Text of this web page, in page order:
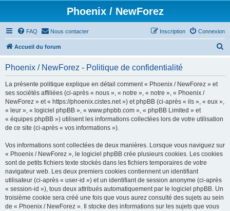
Phoenix / NewForez
FAQ Nous contacter Connexion
Inscription
Accueil du forum
e
Phoenix / NewForez - Politique de confidentialité
La présente politique explique en détail comment « Phoenix / NewForez » et
ses sociétés affiliées (ci-après « nous », « notre », « notre », « Phoenix /
NewForez » et « https://phoenix.cistes.net ») et phpBB (ci-après « ils », « eux »,
« leur », « logiciel phpBB », « www.phpbb.com », « phpBB Limited » et
« équipes phpBB ») utilisent les informations collectées lors de votre utilisation
de ce site (ci-après « vos informations »).
Vos informations sont collectées de deux manières. Lorsque vous naviguez sur
« Phoenix / NewForez », le logiciel phpBB crée plusieurs cookies. Les cookies
sont de petits fichiers texte stockés dans les fichiers temporaires de votre
navigateur web. Les deux premiers cookies contiennent un identifiant
utilisateur (ci-après « user-id ») et un identifiant de session anonyme (ci-après
« session-id »), tous deux attribués automatiquement par le logiciel phpBB. Un
troisième cookie sera créé une fois que vous aurez consulté des sujets au sein
de « Phoenix / NewForez ». Il stocke des informations sur les sujets que vous